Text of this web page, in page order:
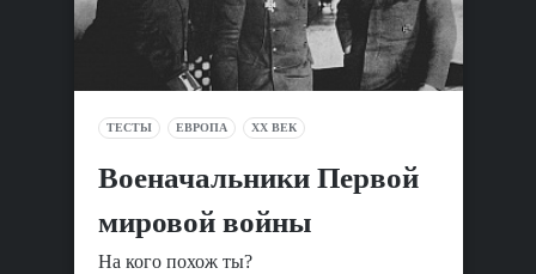
ТЕСТЫ ЕВРОПА XX ВЕК
Военачальники Первой
мировой войны
На кого похож ты?